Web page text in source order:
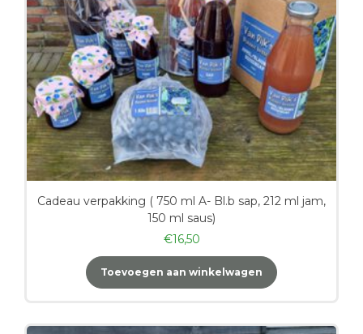
Cadeau verpakking ( 750 ml A- Bl.b sap, 212 ml jam,
150 ml saus)
€16,50
Toevoegen aan winkelwagen